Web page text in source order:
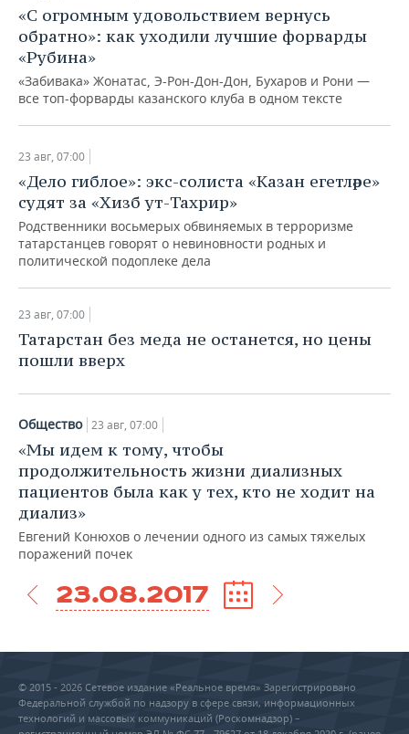
«С огромным удовольствием вернусь
обратно»: как уходили лучшие форварды
«Рубина»
«Забивака» Жонатас, Э-Рон-Дон-Дон, Бухаров и Рони —
все топ-форварды казанского клуба в одном тексте
23 авг, 07:00
«Дело гиблое»: экс-солиста «Казан егетләре»
судят за «Хизб ут-Тахрир»
Родственники восьмерых обвиняемых в терроризме
татарстанцев говорят о невиновности родных и
политической подоплеке дела
23 авг, 07:00
Татарстан без меда не останется, но цены
пошли вверх
Общество 23 авг, 07:00
«Мы идем к тому, чтобы
продолжительность жизни диализных
пациентов была как у тех, кто не ходит на
диализ»
Евгений Конюхов о лечении одного из самых тяжелых
поражений почек
23.08.2017
© 2015 - 2026 Сетевое издание «Реальное время» Зарегистрировано
Федеральной службой по надзору в сфере связи, информационных
технологий и массовых коммуникаций (Роскомнадзор) –